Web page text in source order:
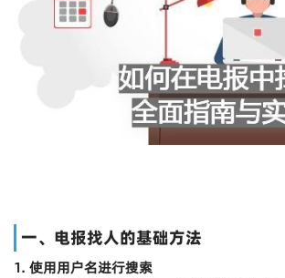
一、电报找人的基础方法
1. 使用用户名进行搜索